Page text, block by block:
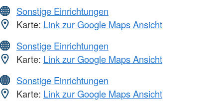
Sonstige Einrichtungen
Karte: Link zur Google Maps Ansicht
Sonstige Einrichtungen
Karte: Link zur Google Maps Ansicht
Sonstige Einrichtungen
Karte: Link zur Google Maps Ansicht